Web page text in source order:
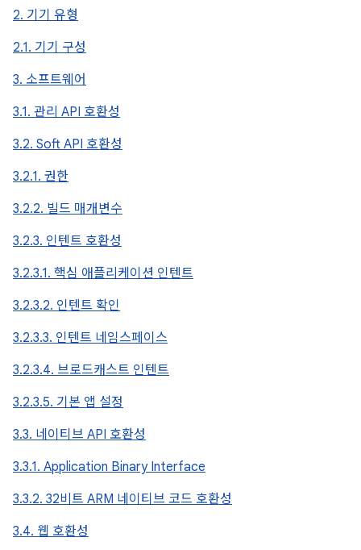
2. 기기 유형
2.1. 기기 구성
3. 소프트웨어
3.1. 관리 API 호환성
3.2. Soft API 호환성
3.2.1. 권한
3.2.2. 빌드 매개변수
3.2.3. 인텐트 호환성
3.2.3.1. 핵심 애플리케이션 인텐트
3.2.3.2. 인텐트 확인
3.2.3.3. 인텐트 네임스페이스
3.2.3.4. 브로드캐스트 인텐트
3.2.3.5. 기본 앱 설정
3.3. 네이티브 API 호환성
3.3.1. Application Binary Interface
3.3.2. 32비트 ARM 네이티브 코드 호환성
3.4. 웹 호환성